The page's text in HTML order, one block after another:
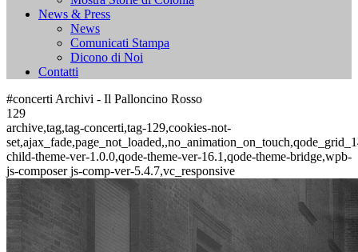
News & Press
News
Comunicati Stampa
Dicono di Noi
Contatti
#concerti Archivi - Il Palloncino Rosso
129
archive,tag,tag-concerti,tag-129,cookies-not-
child-theme-ver-1.0.0,qode-theme-ver-16.1,qode-theme-bridge,wpb-
js-composer js-comp-ver-5.4.7,vc_responsive